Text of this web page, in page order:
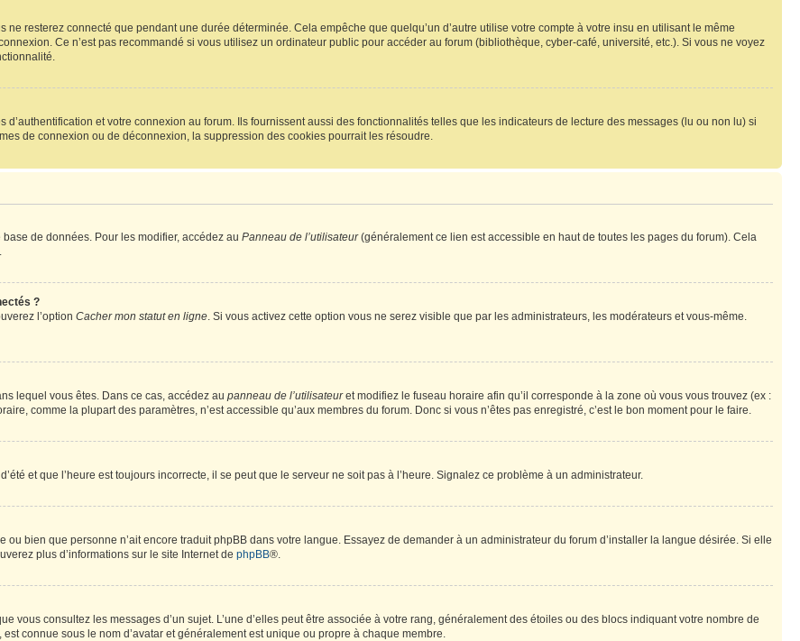
ne resterez connecté que pendant une durée déterminée. Cela empêche que quelqu’un d’autre utilise votre compte à votre insu en utilisant le même
Ce n’est pas recommandé si vous utilisez un ordinateur public pour accéder au forum (bibliothèque, cyber-café, université, etc.). Si vous ne voyez
et votre connexion au forum. Ils fournissent aussi des fonctionnalités telles que les indicateurs de lecture des messages (lu ou non lu) si
de connexion ou de déconnexion, la suppression des cookies pourrait les résoudre.
de données. Pour les modifier, accédez au Panneau de l’utilisateur(généralement ce lien est accessible en haut de toutes les pages du forum). Cela
?
l’option Cacher mon statut en ligne. Si vous activez cette option vous ne serez visible que par les administrateurs, les modérateurs et vous-même.
lequel vous êtes. Dans ce cas, accédez au panneau de l’utilisateuret modifiez le fuseau horaire afin qu’il corresponde à la zone où vous vous trouvez (ex :
comme la plupart des paramètres, n’est accessible qu’aux membres du forum. Donc si vous n’êtes pas enregistré, c’est le bon moment pour le faire.
et que l’heure est toujours incorrecte, il se peut que le serveur ne soit pas à l’heure. Signalez ce problème à un administrateur.
ou bien que personne n’ait encore traduit phpBB dans votre langue. Essayez de demander à un administrateur du forum d’installer la langue désirée. Si elle
plus d’informations sur le site Internet de phpBB®.
vous consultez les messages d’un sujet. L’une d’elles peut être associée à votre rang, généralement des étoiles ou des blocs indiquant votre nombre de
connue sous le nom d’avatar et généralement est unique ou propre à chaque membre.